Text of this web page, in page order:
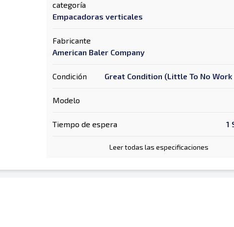
categoría
Empacadoras verticales
Fabricante
American Baler Company
Condición Great Condition (Little To No Work
Modelo
Tiempo de espera 1
Leer todas las especificaciones